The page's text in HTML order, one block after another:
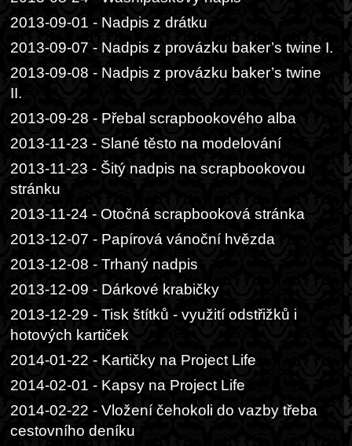
2013-09-01 - Nadpis z drátku
2013-09-07 - Nadpis z provázku baker’s twine I.
2013-09-08 - Nadpis z provázku baker’s twine
II.
2013-09-28 - Přebal scrapbookového alba
2013-11-23 - Slané těsto na modelování
2013-11-23 - Šitý nadpis na scrapbookovou
stránku
2013-11-24 - Otočná scrapbooková stránka
2013-12-07 - Papírová vánoční hvězda
2013-12-08 - Trhaný nadpis
2013-12-09 - Dárkové krabičky
2013-12-29 - Tisk štítků - využití odstřižků i
hotových kartiček
2014-01-22 - Kartičky na Project Life
2014-02-01 - Kapsy na Project Life
2014-02-22 - Vložení čehokoli do vazby třeba
cestovního deníku